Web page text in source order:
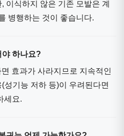
이식하지 않은 기존 모발은 계
병행하는 것이 좋습니다.
야 하나요?
효과가 사라지므로 지속적인
성기능 저하 등)이 우려된다면
세요.